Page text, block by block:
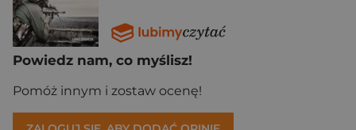
Powiedz nam, co myślisz!
Pomóż innym i zostaw ocenę!